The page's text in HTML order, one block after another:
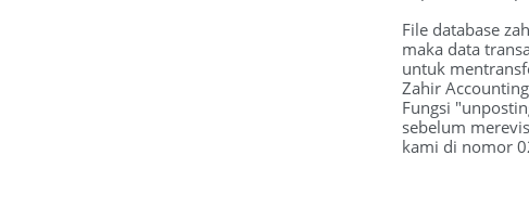
File database
maka data
untuk
Zahir
Fungsi
sebelum
kami di nomor